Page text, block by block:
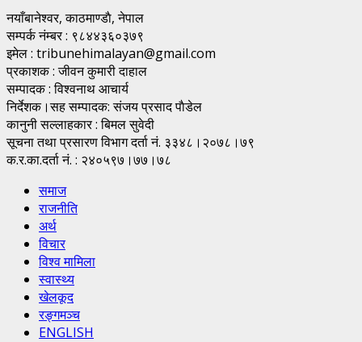
नयाँबानेश्वर, काठमाण्डाै, नेपाल
सम्पर्क नंम्बर : ९८४४३६०३७९
इमेल : tribunehimalayan@gmail.com
प्रकाशक : जीवन कुमारी दाहाल
सम्पादक : विश्वनाथ आचार्य
निर्देशक।सह सम्पादक: संजय प्रसाद पाैडेल
कानुनी सल्लाहकार : बिमल सुवेदी
सूचना तथा प्रसारण विभाग दर्ता नं. ३३४८।२०७८।७९
क.र.का.दर्ता नं. : २४०५९७।७७।७८
समाज
राजनीति
अर्थ
विचार
विश्व मामिला
स्वास्थ्य
खेलकूद
रङ्गमञ्च
ENGLISH